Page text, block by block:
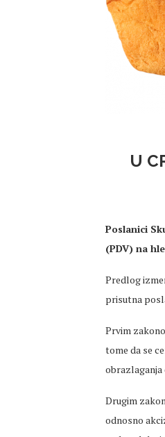
U
Poslanici
(PDV) na
Predlog
prisutna
Prvim
tome da se
obrazlaganja
Drugim
odnosno